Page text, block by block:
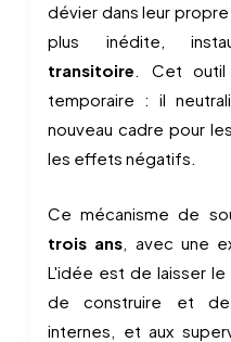
dévier dans leur
plus inédite,
transitoire. Cet outil
temporaire : il
nouveau cadre pour
les effets négatifs.
Ce mécanisme de
trois ans, avec une
L'idée est de laisser
de construire et de
internes, et aux